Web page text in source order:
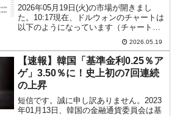
2026年05月19日(火)の市場が開きまし
た。10:17現在、ドルウォンのチャートは
以下のようになっています（チャートは
『Investing.com』より引用）。前日は陰
線で締まりましたが、本日は現在のとこ
ろ陽線。「1ドル＝1,499ウォ...
2026.05.19
【速報】韓国「基準金利0.25％ア
ゲ」3.50％に！史上初の7回連続
の上昇
短信です。誠に申し訳ありません。2023
年01月13日、韓国の金融通貨委員会は基